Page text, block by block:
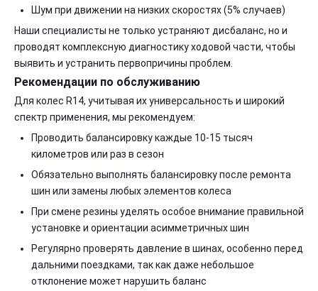
Шум при движении на низких скоростях (5% случаев)
Наши специалисты не только устраняют дисбаланс, но и
проводят комплексную диагностику ходовой части, чтобы
выявить и устранить первопричины проблем.
Рекомендации по обслуживанию
Для колес R14, учитывая их универсальность и широкий
спектр применения, мы рекомендуем:
Проводить балансировку каждые 10-15 тысяч
километров или раз в сезон
Обязательно выполнять балансировку после ремонта
шин или замены любых элементов колеса
При смене резины уделять особое внимание правильной
установке и ориентации асимметричных шин
Регулярно проверять давление в шинах, особенно перед
дальними поездками, так как даже небольшое
отклонение может нарушить баланс